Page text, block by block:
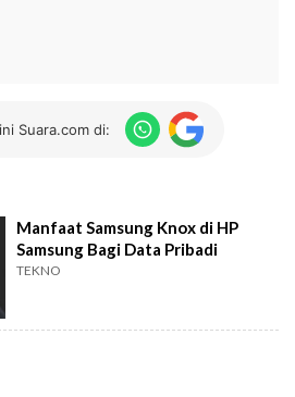
Suara.com di:
Manfaat Samsung Knox di HP
Samsung Bagi Data Pribadi
TEKNO